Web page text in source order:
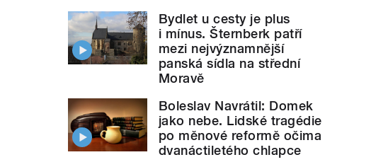
Bydlet u cesty je plus
i mínus. Šternberk patří
mezi nejvýznamnější
panská sídla na střední
Moravě
Boleslav Navrátil: Domek
jako nebe. Lidské tragédie
po měnové reformě očima
dvanáctiletého chlapce